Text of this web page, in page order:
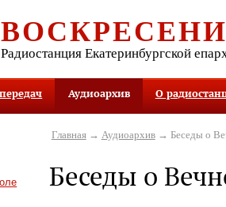
Радиостанция Екатеринбургской
Аудиоархив О
Главная→ Аудиоархив→ Беседы о
Беседы о